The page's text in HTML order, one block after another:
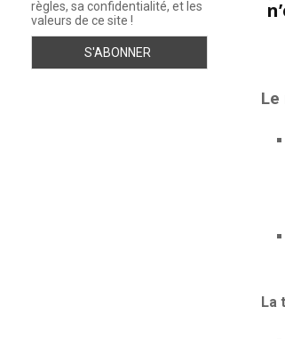
Le
La
règles, sa confidentialité, et les
valeurs de ce site !